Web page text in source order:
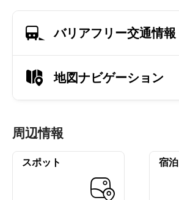
バリアフリー交通情報
地図ナビゲーション
周辺情報
スポット 宿泊